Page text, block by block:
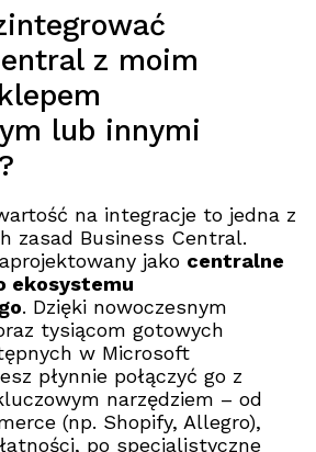
z moim
lub innymi
na integracje to jedna z
zasad Business Central.
jako centralne
ekosystemu
. Dzięki nowoczesnym
tysiącom gotowych
w Microsoft
płynnie połączyć go z
narzędziem – od
(np. Shopify, Allegro),
po specjalistyczne